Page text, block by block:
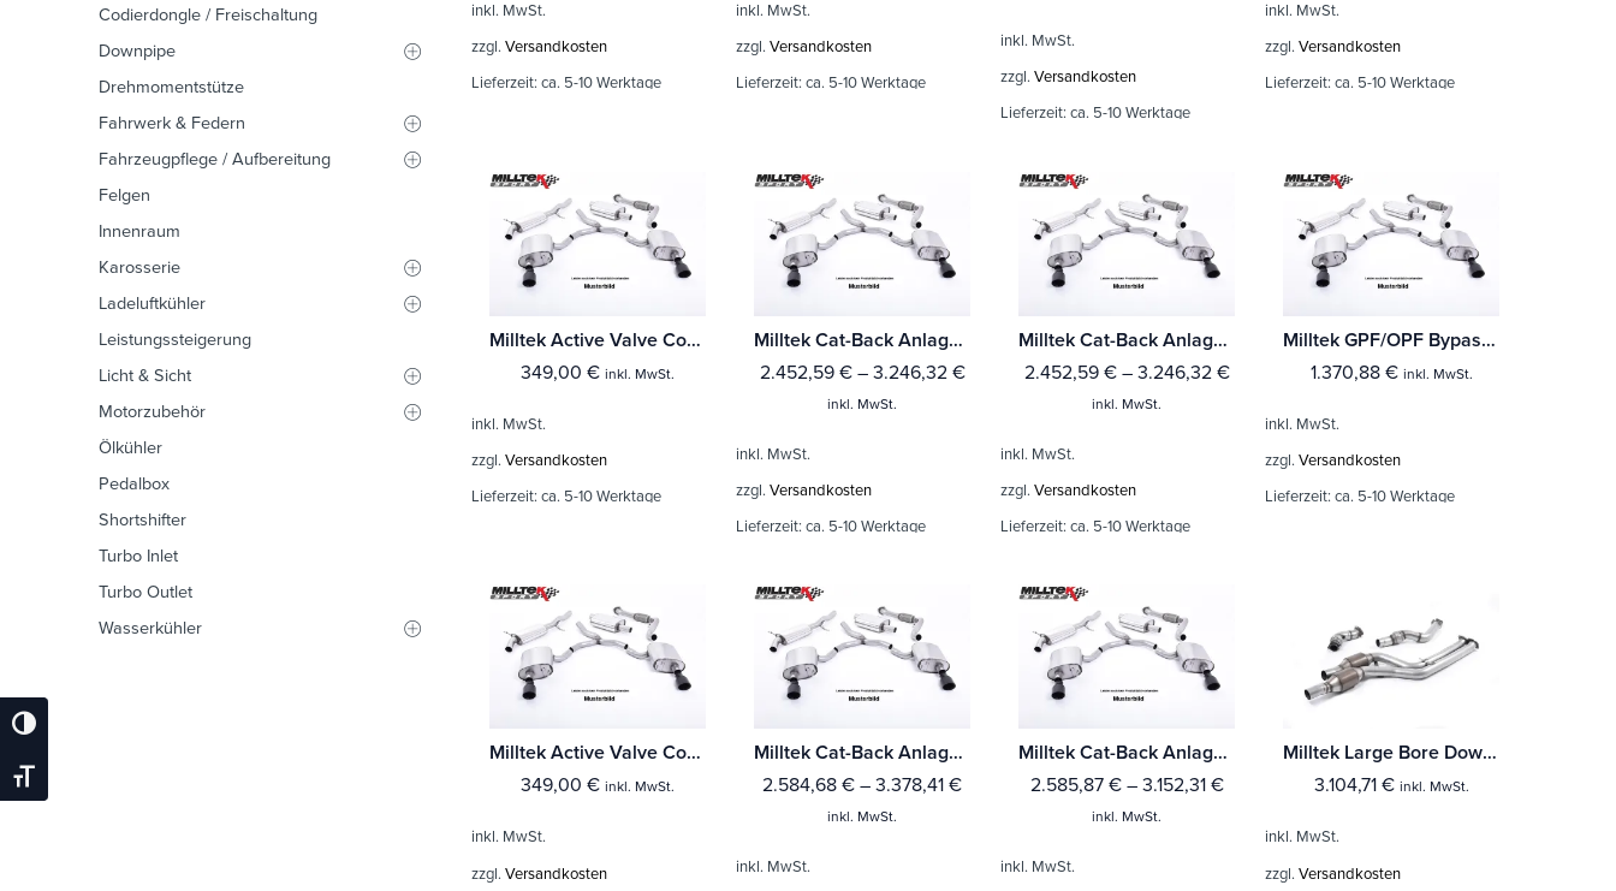
Umschalten Auf Hohe Kontraste
Schrift Vergrößern
inkl. MwSt.
zzgl. Versandkosten
Lieferzeit: ca. 5-10 Werktage
inkl. MwSt.
zzgl. Versandkosten
Lieferzeit: ca. 5-10 Werktage
inkl. MwSt.
zzgl. Versandkosten
Lieferzeit: ca. 5-10 Werktage
inkl. MwSt.
zzgl. Versandkosten
Lieferzeit: ca. 5-10 Werktage
Milltek Active Valve Control BMW 4 Series G82 M4 & M4 Competition S58 3.0 Turbo (Fahrzeuge mit OPF)
349,00 € inkl. MwSt.
inkl. MwSt.
zzgl. Versandkosten
Lieferzeit: ca. 5-10 Werktage
Milltek Cat-Back Anlage BMW 4 Series F82/83 M4 Coupe/Convertible M4 Competition & M4 CS Coupé (ohne OPF Mit TÜV / ECE Zulassung!
2.452,59 €– 3.246,32 €
inkl. MwSt.
inkl. MwSt.
zzgl. Versandkosten
Lieferzeit: ca. 5-10 Werktage
Milltek Cat-Back Anlage BMW 4 Series F82/83 M4 Coupe/Convertible M4 Competition & M4 CS Coupé (ohne OPF
2.452,59 €– 3.246,32 €
inkl. MwSt.
inkl. MwSt.
zzgl. Versandkosten
Lieferzeit: ca. 5-10 Werktage
Milltek GPF/OPF Bypass BMW 4 Series F82/83 M4 Coupe/Convertible M4 Competition & M4 CS Coupé (ohne OPF
1.370,88 € inkl. MwSt.
inkl. MwSt.
zzgl. Versandkosten
Lieferzeit: ca. 5-10 Werktage
Milltek Active Valve Control BMW 4 Series F82/83 M4 Coupe/Convertible M4 Competition & M4 CS Coupé (ohne OPF
349,00 € inkl. MwSt.
inkl. MwSt.
zzgl. Versandkosten
Milltek Cat-Back Anlage BMW 4 Series F82/83 M4 Coupe/Convertible & M4 Competition Coupé (Ohne-OPF)
2.584,68 € – 3.378,41 €
inkl. MwSt.
inkl. MwSt.
Milltek Cat-Back Anlage BMW 4 Series F82/83 M4 Coupe/Convertible & M4 Competition Coupé (Ohne-OPF) Mit TÜV / ECE Zulassung!
2.585,87 €– 3.152,31 €
inkl. MwSt.
inkl. MwSt.
Milltek Large Bore Downpipes und Hi-Flow Sports Cats BMW 4 Series F82/83 M4 Coupe/Convertible & M4 Competition Coupé (Ohne-OPF)
3.104,71 € inkl. MwSt.
inkl. MwSt.
zzgl. Versandkosten
Codierdongle / Freischaltung
Downpipe
Drehmomentstütze
Fahrwerk & Federn
Fahrzeugpflege / Aufbereitung
Felgen
Innenraum
Karosserie
Ladeluftkühler
Leistungssteigerung
Licht & Sicht
Motorzubehör
Ölkühler
Pedalbox
Shortshifter
Turbo Inlet
Turbo Outlet
Wasserkühler